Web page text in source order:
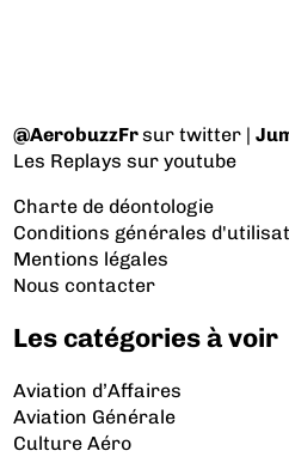
@AerobuzzFrsur twitter |
Les Replays sur youtube
Charte de déontologie
Conditions générales
Mentions légales
Nous contacter
Les catégories à voir
Aviation d’Affaires
Aviation Générale
Culture Aéro